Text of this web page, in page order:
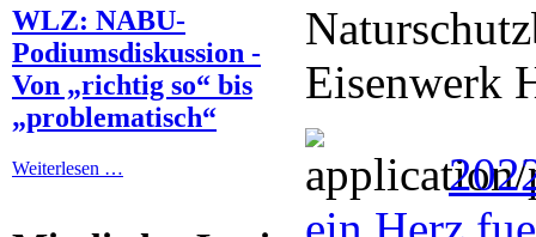
WLZ: NABU-
Podiumsdiskussion -
Von „richtig so“ bis
„problematisch“
Weiterlesen …
Eisenwerk